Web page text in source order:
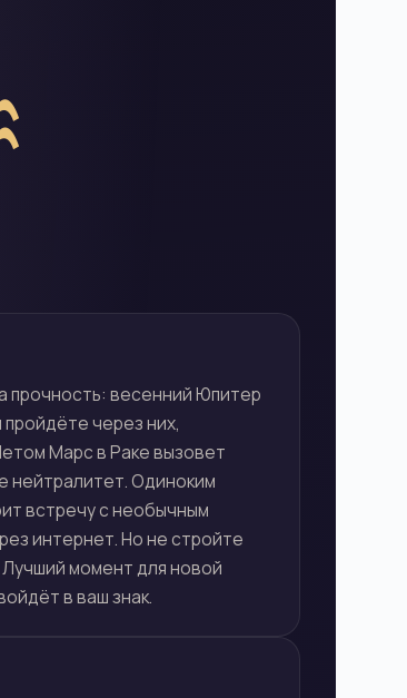
прочность: весенний Юпитер
через них,
Марс в Раке вызовет
нейтралитет. Одиноким
встречу с необычным
интернет. Но не стройте
момент для новой
в ваш знак.